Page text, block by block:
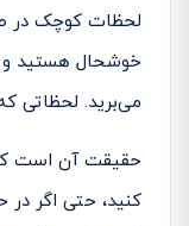
لحظات کوچک در
خوشحال هستید و
می‌برید. لحظاتی
حقیقت آن است که
کنید، حتی اگر